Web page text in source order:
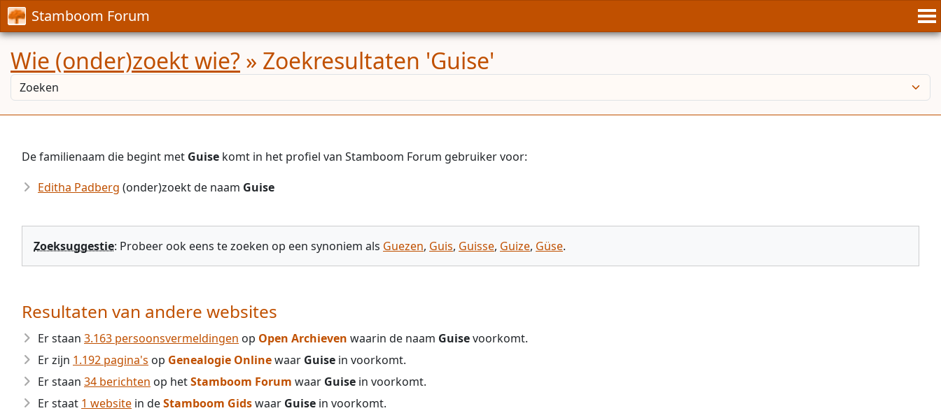
Stamboom Forum
Wie (onder)zoekt wie? » Zoekresultaten 'Guise'
De familienaam die begint met Guise komt in het profiel van Stamboom Forum gebruiker voor:
Editha Padberg (onder)zoekt de naam Guise
Zoeksuggestie: Probeer ook eens te zoeken op een synoniem als Guezen, Guis, Guisse, Guize, Güse.
Resultaten van andere websites
Er staan 3.163 persoonsvermeldingen op Open Archieven waarin de naam Guisevoorkomt.
Er zijn 1.192 pagina's op Genealogie Onlinewaar Guise in voorkomt.
Er staan 34 berichten op hetStamboom Forum waar Guise in voorkomt.
Er staat 1 website in deStamboom Gidswaar Guise in voorkomt.